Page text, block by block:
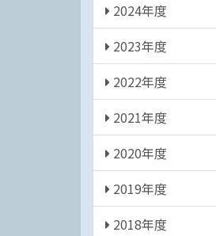
ー
ョ
ン
2024年度
2023年度
2022年度
2021年度
2020年度
2019年度
2018年度